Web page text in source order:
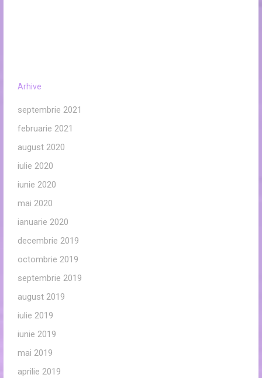
Arhive
septembrie 2021
februarie 2021
august 2020
iulie 2020
iunie 2020
mai 2020
ianuarie 2020
decembrie 2019
octombrie 2019
septembrie 2019
august 2019
iulie 2019
iunie 2019
mai 2019
aprilie 2019